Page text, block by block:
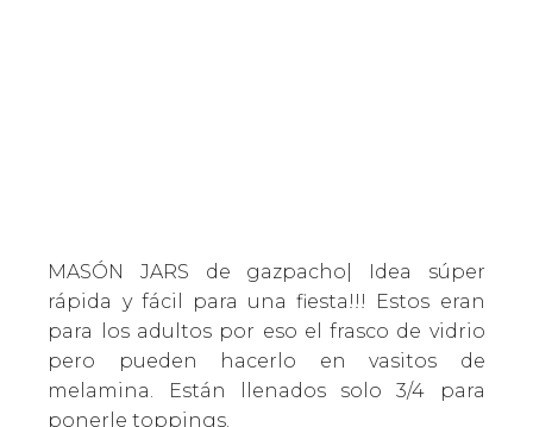
MASÓN JARS de gazpacho| Idea súper
rápida y fácil para una fiesta!!! Estos eran
para los adultos por eso el frasco de vidrio
pero pueden hacerlo en vasitos de
melamina. Están llenados solo 3/4 para
ponerle toppings.